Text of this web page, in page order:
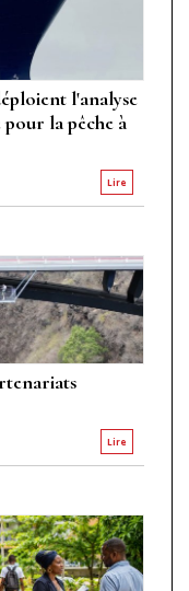
l'analyse
la pêche à
Lire
Lire